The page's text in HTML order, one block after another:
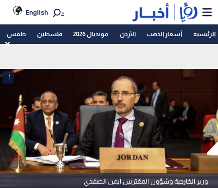
English
الرئيسية أسعار الذهب الأردن مونديال 2026 فلسطين طقس
وزير الخارجية وشؤون المغتربين أيمن الصفدي
1